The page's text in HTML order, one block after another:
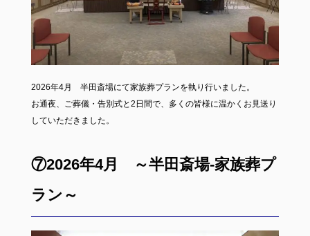
2026年4月 半田斎場にて家族葬プランを執り行いました。
お通夜、ご葬儀・告別式と2日間で、多くの皆様に温かくお見送り
していただきました。
⑦2026年4月 ～半田斎場-家族葬プ
ラン～